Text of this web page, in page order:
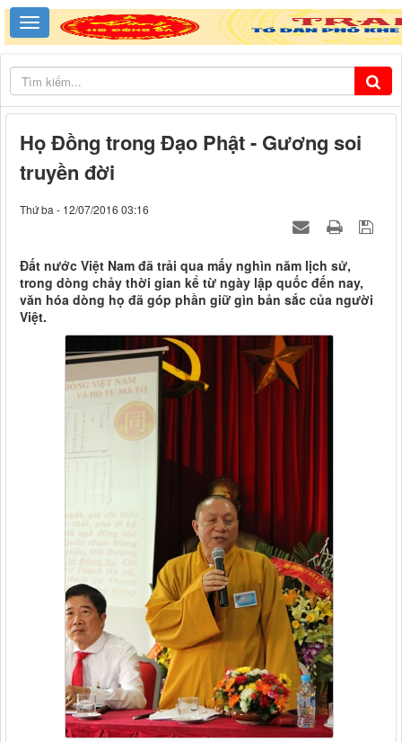
Họ Đồng trong Đạo Phật - Gương soi
truyền đời
Thứ ba - 12/07/2016 03:16
Đất nước Việt Nam đã trải qua mấy nghìn năm lịch sử,
trong dòng chảy thời gian kể từ ngày lập quốc đến nay,
văn hóa dòng họ đã góp phần giữ gìn bản sắc của người
Việt.